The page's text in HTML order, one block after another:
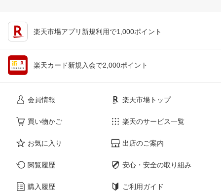
楽天市場アプリ新規利用で1,000ポイント
楽天カード新規入会で2,000ポイント
会員情報
買い物かご
お気に入り
閲覧履歴
購入履歴
楽天市場トップ
楽天のサービス一覧
出店のご案内
安心・安全の取り組み
ご利用ガイド